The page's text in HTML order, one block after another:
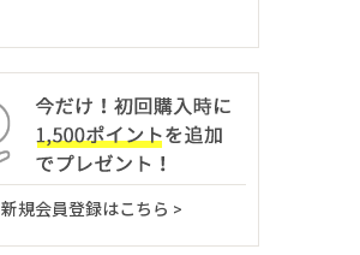
新規会員登録はこちら >